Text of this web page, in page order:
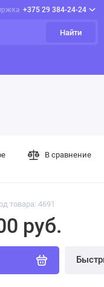
+375 29 384-24-24
Найти
товара: 4691
руб.
В сравнение